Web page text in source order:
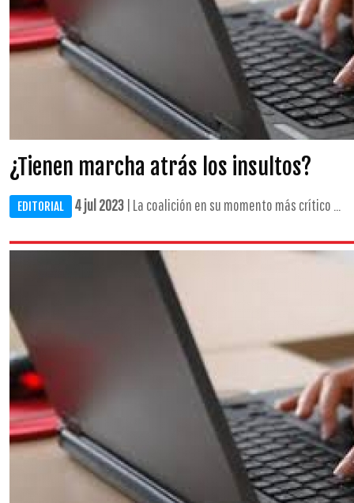
¿Tienen marcha atrás los insultos?
EDITORIAL 4 jul 2023 | La coalición en su momento más crítico ...